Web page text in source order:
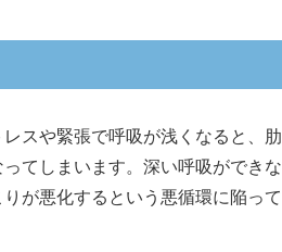
スや緊張で呼吸が浅くなると、肋
てしまいます。深い呼吸ができな
が悪化するという悪循環に陥って